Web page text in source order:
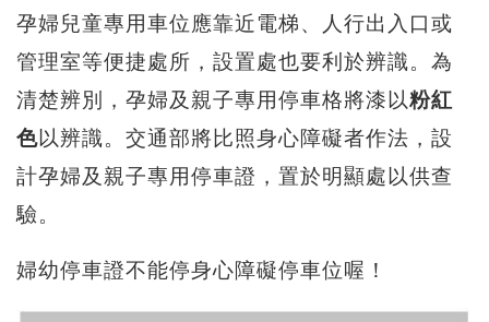
孕婦兒童專用車位應靠近電梯、人行出入口或
管理室等便捷處所，設置處也要利於辨識。為
清楚辨別，孕婦及親子專用停車格將漆以粉紅
色以辨識。交通部將比照身心障礙者作法，設
計孕婦及親子專用停車證，置於明顯處以供查
驗。
婦幼停車證不能停身心障礙停車位喔！